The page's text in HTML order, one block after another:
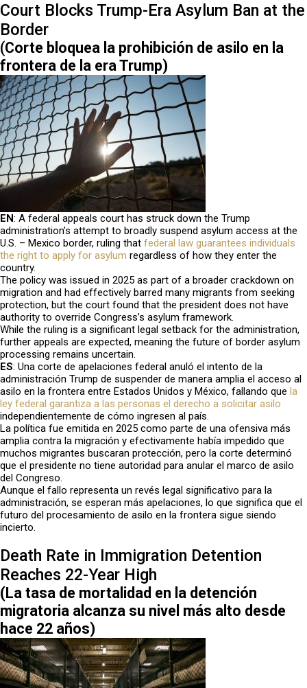
Court Blocks Trump-Era Asylum Ban at the
Border
(Corte bloquea la prohibición de asilo en la
frontera de la era Trump)
EN: A federal appeals court has struck down the Trump
administration’s attempt to broadly suspend asylum access at the
U.S. – Mexico border, ruling that federal law guarantees individuals
the right to apply for asylum regardless of how they enter the
country.
The policy was issued in 2025 as part of a broader crackdown on
migration and had effectively barred many migrants from seeking
protection, but the court found that the president does not have
authority to override Congress’s asylum framework.
While the ruling is a significant legal setback for the administration,
further appeals are expected, meaning the future of border asylum
processing remains uncertain.
ES: Una corte de apelaciones federal anuló el intento de la
administración Trump de suspender de manera amplia el acceso al
asilo en la frontera entre Estados Unidos y México, fallando que la
ley federal garantiza a las personas el derecho a solicitar asilo
independientemente de cómo ingresen al país.
La política fue emitida en 2025 como parte de una ofensiva más
amplia contra la migración y efectivamente había impedido que
muchos migrantes buscaran protección, pero la corte determinó
que el presidente no tiene autoridad para anular el marco de asilo
del Congreso.
Aunque el fallo representa un revés legal significativo para la
administración, se esperan más apelaciones, lo que significa que el
futuro del procesamiento de asilo en la frontera sigue siendo
incierto.
Death Rate in Immigration Detention
Reaches 22-Year High
(La tasa de mortalidad en la detención
migratoria alcanza su nivel más alto desde
hace 22 años)